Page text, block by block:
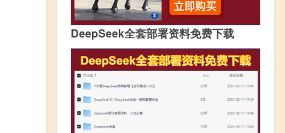
DeepSeek全套部署资料免费下载